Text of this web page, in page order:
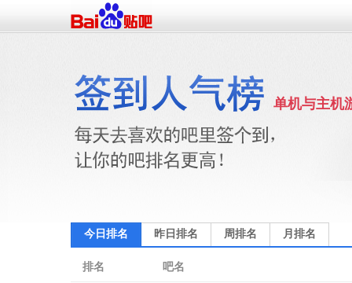
单机与主机
今日排名 昨日排名 周排名 月排名
排名 吧名